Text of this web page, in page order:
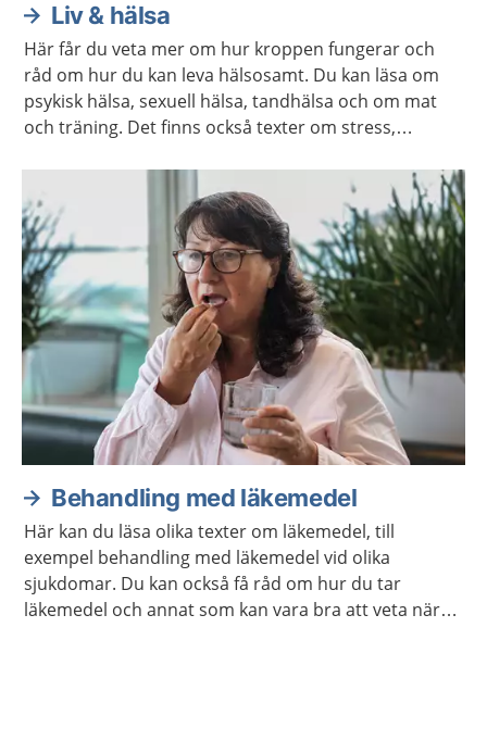
Liv & hälsa
Här får du veta mer om hur kroppen fungerar och
råd om hur du kan leva hälsosamt. Du kan läsa om
psykisk hälsa, sexuell hälsa, tandhälsa och om mat
och träning. Det finns också texter om stress,
Behandling med läkemedel
Här kan du läsa olika texter om läkemedel, till
exempel behandling med läkemedel vid olika
sjukdomar. Du kan också få råd om hur du tar
läkemedel och annat som kan vara bra att veta när